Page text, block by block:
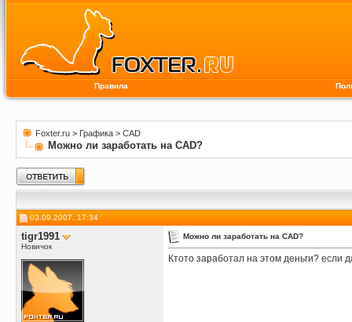
Правила
Foxter.ru > Графика > CAD
Можно ли заработать на CAD?
03.09.2007, 17:34
tigr1991
Новичок
Можно ли заработать на CAD?
Ктото заработал на этом деньги? если